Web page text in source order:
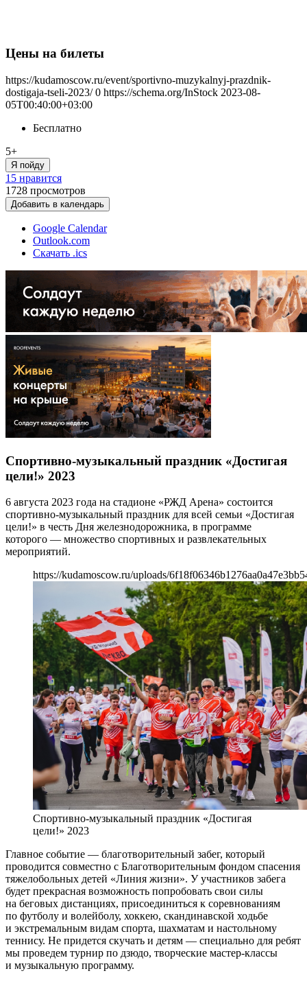
Цены на билеты
https://kudamoscow.ru/event/sportivno-muzykalnyj-prazdnik-
dostigaja-tseli-2023/ 0 https://schema.org/InStock 2023-08-
05T00:40:00+03:00
Бесплатно
5+
Я пойду
15 нравится
1728 просмотров
Добавить в календарь
Google Calendar
Outlook.com
Скачать .ics
Спортивно-музыкальный праздник «Достигая
цели!» 2023
6 августа 2023 года на стадионе «РЖД Арена» состоится
спортивно-музыкальный праздник для всей семьи «Достигая
цели!» в честь Дня железнодорожника, в программе
которого — множество спортивных и развлекательных
мероприятий.
https://kudamoscow.ru/uploads/
Спортивно-музыкальный праздник «Достигая
цели!» 2023
Главное событие — благотворительный забег, который
проводится совместно с Благотворительным фондом спасения
тяжелобольных детей «Линия жизни». У участников забега
будет прекрасная возможность попробовать свои силы
на беговых дистанциях, присоединиться к соревнованиям
по футболу и волейболу, хоккею, скандинавской ходьбе
и экстремальным видам спорта, шахматам и настольному
теннису. Не придется скучать и детям — специально для ребят
мы проведем турнир по дзюдо, творческие мастер-классы
и музыкальную программу.